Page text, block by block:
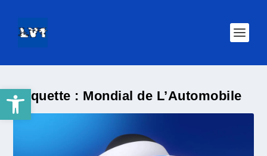
Ouvrir la barre d’outilsÉtiquette : Mondial de L’Automobile